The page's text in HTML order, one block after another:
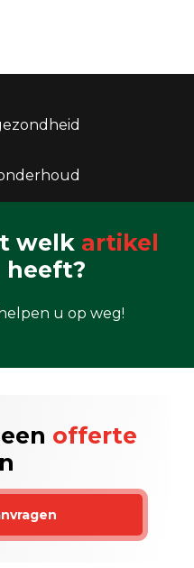
welk artikel
heeft?
u op weg!
offerte